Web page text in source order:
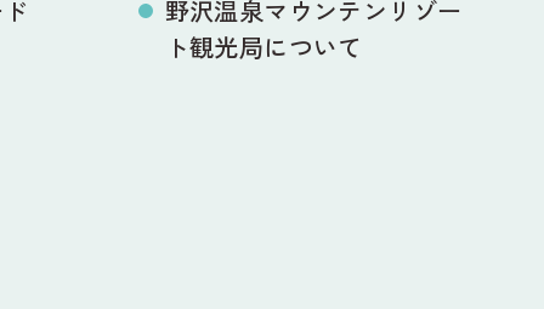
野沢温泉マウンテンリゾー
ト観光局について